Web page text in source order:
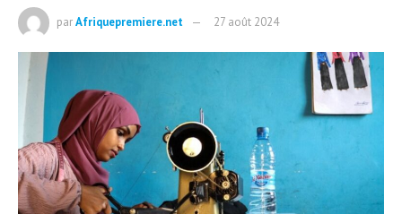
parAfriquepremiere.net 27 août 2024